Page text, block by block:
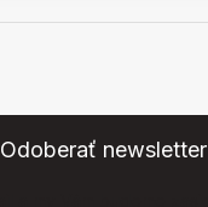
Odoberať newsletter